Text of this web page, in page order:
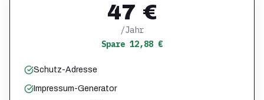
47 €
/Jahr
Spare 12,88 €
Schutz-Adresse
Impressum-Generator